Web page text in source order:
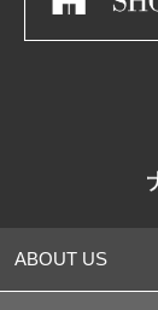
ABOUT US